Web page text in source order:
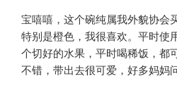
宝嘻嘻，这个碗纯属我外貌协会
特别是橙色，我很喜欢。平时使
个切好的水果，平时喝稀饭，都
不错，带出去很可爱，好多妈妈